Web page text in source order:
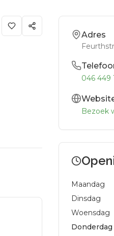
Adres
046 449
Bezoek
Maandag
Dinsdag
Woensdag
Donderdag